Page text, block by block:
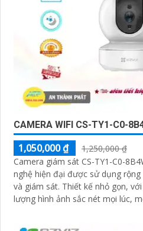
CAMERA WIFI CS-TY1-C0-
1,050,000 ₫
1,250,000 ₫
Camera giám sát CS-TY1-C0-
nghệ hiện đại được sử dụng
và giám sát. Thiết kế nhỏ gọn, với độ phân giải cao, cho chất
lượng hình ảnh sắc nét mọi lúc,